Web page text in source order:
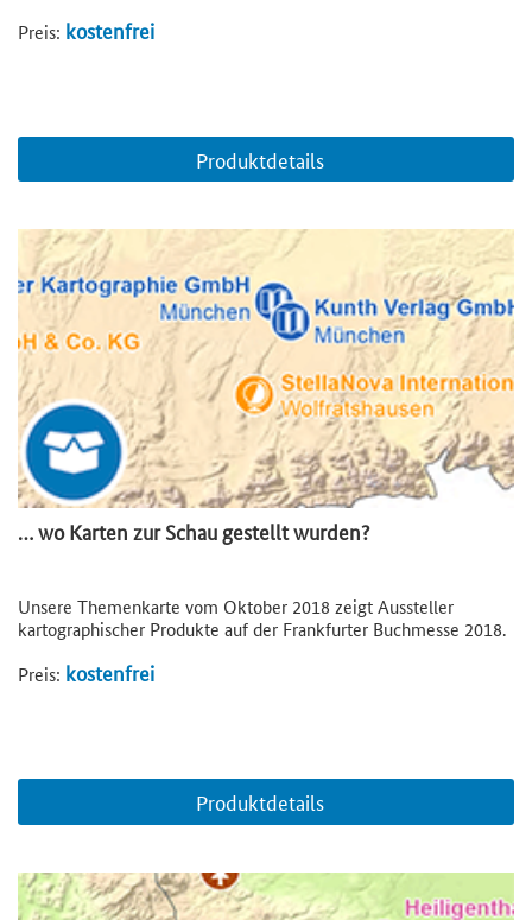
Preis: kostenfrei
Produktdetails
… wo Karten zur Schau gestellt wurden?
Unsere Themenkarte vom Oktober 2018 zeigt Aussteller
kartographischer Produkte auf der Frankfurter Buchmesse 2018.
Preis: kostenfrei
Produktdetails